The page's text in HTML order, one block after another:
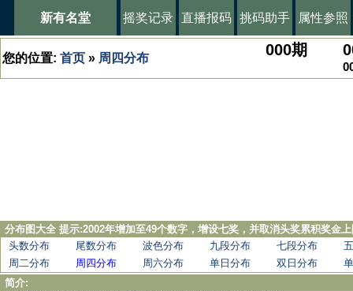
新有名堂 摇奖记录 直播报码 挑码助手 属性参照
您的位置: 首页 » 周四分布 000期
分布图大全 提示:2002年增加至49个数字，增设七奖，并取消头奖累积奖金
头数分布
尾数分布 波色分布 九段分布 七段分布
周二分布
周四分布 周六分布 单日分布 双日分布
简介: